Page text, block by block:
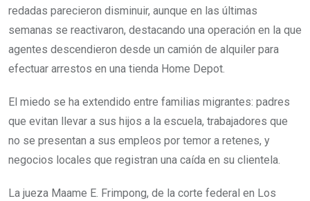
redadas parecieron disminuir, aunque en las últimas
semanas se reactivaron, destacando una operación en la que
agentes descendieron desde un camión de alquiler para
efectuar arrestos en una tienda Home Depot.
El miedo se ha extendido entre familias migrantes: padres
que evitan llevar a sus hijos a la escuela, trabajadores que
no se presentan a sus empleos por temor a retenes, y
negocios locales que registran una caída en su clientela.
La jueza Maame E. Frimpong, de la corte federal en Los